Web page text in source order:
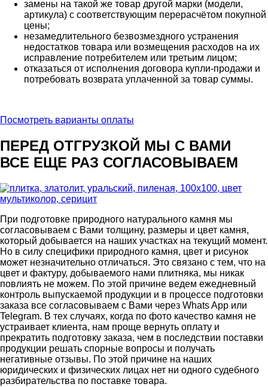
замены на такой же товар другой марки (модели,
артикула) с соответствующим перерасчётом покупной
цены;
незамедлительного безвозмездного устранения
недостатков товара или возмещения расходов на их
исправление потребителем или третьим лицом;
отказаться от исполнения договора купли-продажи и
потребовать возврата уплаченной за товар суммы.
Посмотреть варианты оплаты
ПЕРЕД ОТГРУЗКОЙ МЫ С ВАМИ
ВСЕ ЕЩЕ РАЗ СОГЛАСОВЫВАЕМ
При подготовке природного натурального камня мы
согласовываем с Вами толщину, размеры и цвет камня,
который добывается на наших участках на текущий момент.
Но в силу специфики природного камня, цвет и рисунок
может незначительно отличаться. Это связано с тем, что на
цвет и фактуру, добываемого нами плитняка, мы никак
повлиять не можем. По этой причине ведем ежедневный
контроль выпускаемой продукции и в процессе подготовки
заказа все согласовываем с Вами через Whats App или
Telegram. В тех случаях, когда по фото качество камня не
устраивает клиента, нам проще вернуть оплату и
прекратить подготовку заказа, чем в последствии поставки
продукции решать спорные вопросы и получать
негативные отзывы. По этой причине на наших
юридических и физических лицах нет ни одного судебного
разбирательства по поставке товара.